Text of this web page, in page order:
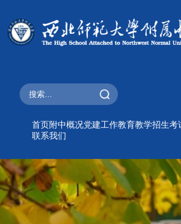
首页 附中概况党建工作教育教学招生考
联系我们